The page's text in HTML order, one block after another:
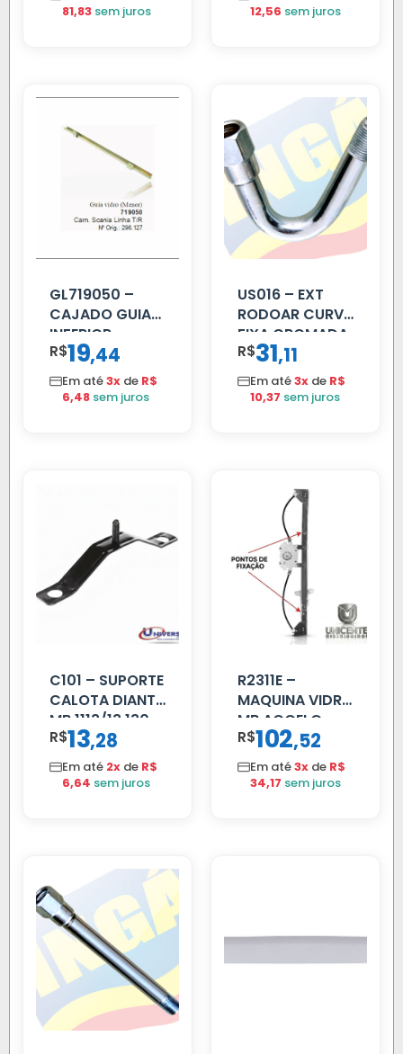
81,83 sem juros
12,56 sem juros
GL719050 –
CAJADO GUIA
INFERIOR
SCANIA T/R
112/113 MENOR
R$19,44
Em até3x de R$
6,48 sem juros
US016 – EXT
RODOAR CURVA
FIXA CROMADA
R$31,11
Em até3x de R$
10,37 sem juros
C101 – SUPORTE
CALOTA DIANT
MB 1113/13.130
R$13,28
Em até 2x de R$
6,64 sem juros
R2311E –
MAQUINA VIDRO
MB ACCELO
2002 ATE 2011
S/MOTOR LE
R$102,52
Em até3x de R$
34,17 sem juros